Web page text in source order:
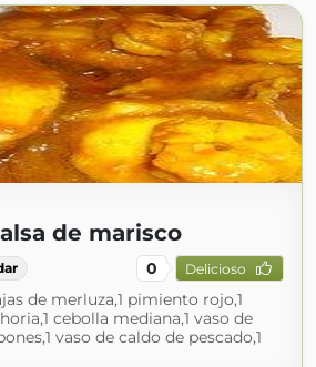
de marisco
0 Delicioso
de merluza,1 pimiento rojo,1
cebolla mediana,1 vaso de
vaso de caldo de pescado,1